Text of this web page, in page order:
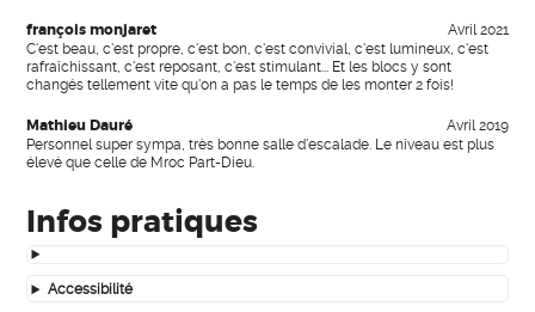
françois monjaret
Avril 2021
C'est beau, c'est propre, c'est bon, c'est convivial, c'est lumineux, c'est
rafraîchissant, c'est reposant, c'est stimulant... Et les blocs y sont
changés tellement vite qu'on a pas le temps de les monter 2 fois!
Mathieu Dauré
Avril 2019
Personnel super sympa, très bonne salle d'escalade. Le niveau est plus
élevé que celle de Mroc Part-Dieu.
Infos pratiques
Accessibilité